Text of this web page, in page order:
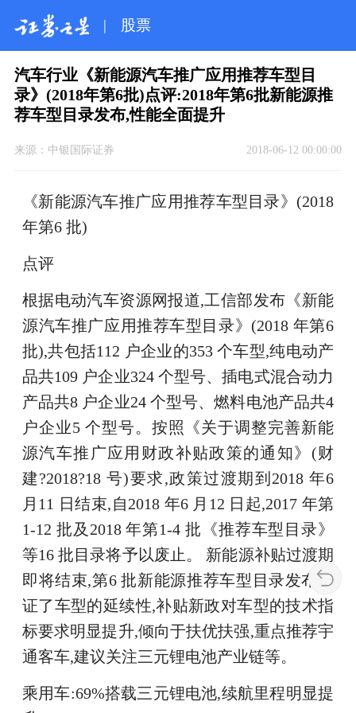
| 股票
汽车行业《新能源汽车推广应用推荐车型目
录》(2018年第6批)点评:2018年第6批新能源推
荐车型目录发布,性能全面提升
来源： 中银国际证券 2018-06-12 00:00:00
《新能源汽车推广应用推荐车型目录》(2018
年第6 批)
点评
根据电动汽车资源网报道,工信部发布《新能
源汽车推广应用推荐车型目录》(2018 年第6
批),共包括112 户企业的353 个车型,纯电动产
品共109 户企业324 个型号、插电式混合动力
产品共8 户企业24 个型号、燃料电池产品共4
户企业5 个型号。按照《关于调整完善新能
源汽车推广应用财政补贴政策的通知》(财
建?2018?18 号)要求,政策过渡期到2018 年6
月11 日结束,自2018 年6 月12 日起,2017 年第
1-12 批及2018 年第1-4 批《推荐车型目录》
等16 批目录将予以废止。 新能源补贴过渡期
即将结束,第6 批新能源推荐车型目录发布保
证了车型的延续性,补贴新政对车型的技术指
标要求明显提升,倾向于扶优扶强,重点推荐宇
通客车,建议关注三元锂电池产业链等。
乘用车:69%搭载三元锂电池,续航里程明显提